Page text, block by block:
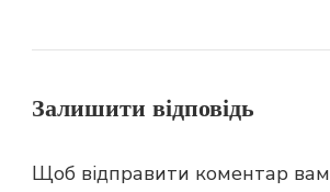
Залишити відповідь
Щоб відправити коментар вам